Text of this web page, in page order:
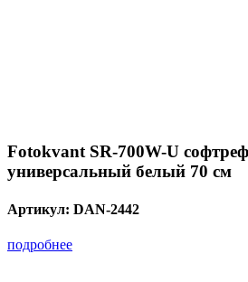
Fotokvant SR-700W-U
универсальный белый 70 см
Артикул: DAN-2442
подробнее